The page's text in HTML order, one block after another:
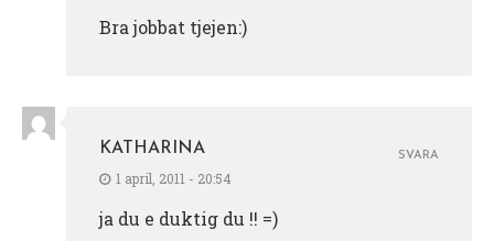
Bra jobbat tjejen:)
KATHARINA
1 april, 2011 - 20:54
ja du e duktig du !! =)
SVARA